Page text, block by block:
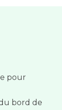
pour
bord de